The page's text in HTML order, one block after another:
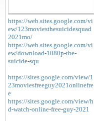
https://web.sites.google.com/vi
ew/123moviesthesuicidesquad
2021mo/
https://web.sites.google.com/vi
ew/download-1080p-the-
suicide-squ
https://sites.google.com/view/1
23moviesfreeguy2021onlinefre
e
https://sites.google.com/view/h
d-watch-online-free-guy-2021